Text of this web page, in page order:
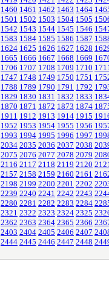
1460 1461 1462 1463 1464
1501 1502 1503 1504 1505
1542 1543 1544 1545 1546
1583 1584 1585 1586 1587
1624 1625 1626 1627 1628
1665 1666 1667 1668 1669
1706 1707 1708 1709 1710
1747 1748 1749 1750 1751
1788 1789 1790 1791 1792
1829 1830 1831 1832 1833
1870 1871 1872 1873 1874
1911 1912 1913 1914 1915
1952 1953 1954 1955 1956
1993 1994 1995 1996 1997
2034 2035 2036 2037 2038
2075 2076 2077 2078 2079
2116 2117 2118 2119 2120
2157 2158 2159 2160 2161
2198 2199 2200 2201 2202
2239 2240 2241 2242 2243
2280 2281 2282 2283 2284
2321 2322 2323 2324 2325
2362 2363 2364 2365 2366
2403 2404 2405 2406 2407
2444 2445 2446 2447 2448